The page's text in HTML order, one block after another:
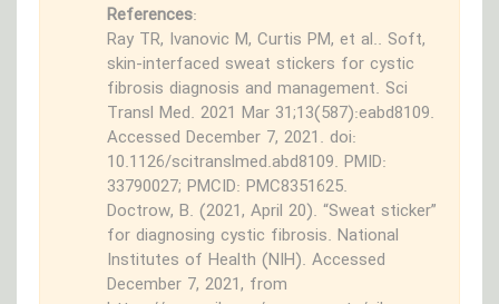
References:
Ray TR, Ivanovic M, Curtis PM, et al.. Soft,
skin-interfaced sweat stickers for cystic
fibrosis diagnosis and management. Sci
Transl Med. 2021 Mar 31;13(587):eabd8109.
Accessed December 7, 2021. doi:
10.1126/scitranslmed.abd8109. PMID:
33790027; PMCID: PMC8351625.
Doctrow, B. (2021, April 20). “Sweat sticker”
for diagnosing cystic fibrosis. National
Institutes of Health (NIH). Accessed
December 7, 2021, from